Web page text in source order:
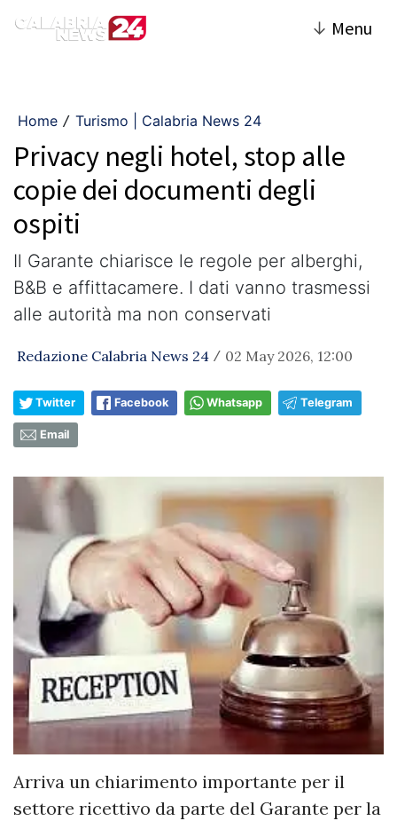
↓ Menu
Home / Turismo | Calabria News 24
Privacy negli hotel, stop alle
copie dei documenti degli
ospiti
Il Garante chiarisce le regole per alberghi,
B&B e affittacamere. I dati vanno trasmessi
alle autorità ma non conservati
Redazione Calabria News 24 / 02 May 2026, 12:00
Twitter Facebook Whatsapp Telegram
Email
Arriva un chiarimento importante per il
settore ricettivo da parte del Garante per la